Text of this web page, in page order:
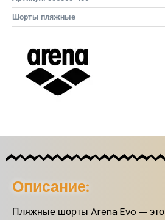
Шорты пляжные
Описание:
Пляжные шорты Arena Evo — это